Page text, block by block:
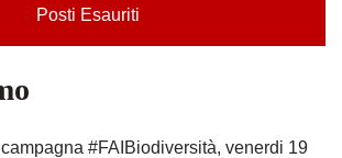
Posti Esauriti
#FAIBiodiversità, venerdi 19